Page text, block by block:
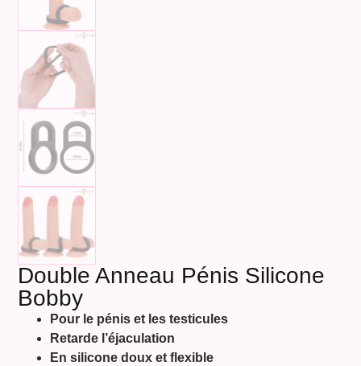
Double Anneau Pénis Silicone
Bobby
Pour le pénis et les testicules
Retarde l’éjaculation
En silicone doux et flexible